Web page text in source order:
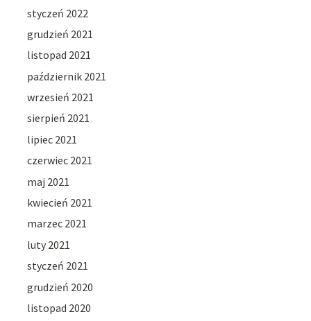
styczeń 2022
grudzień 2021
listopad 2021
październik 2021
wrzesień 2021
sierpień 2021
lipiec 2021
czerwiec 2021
maj 2021
kwiecień 2021
marzec 2021
luty 2021
styczeń 2021
grudzień 2020
listopad 2020